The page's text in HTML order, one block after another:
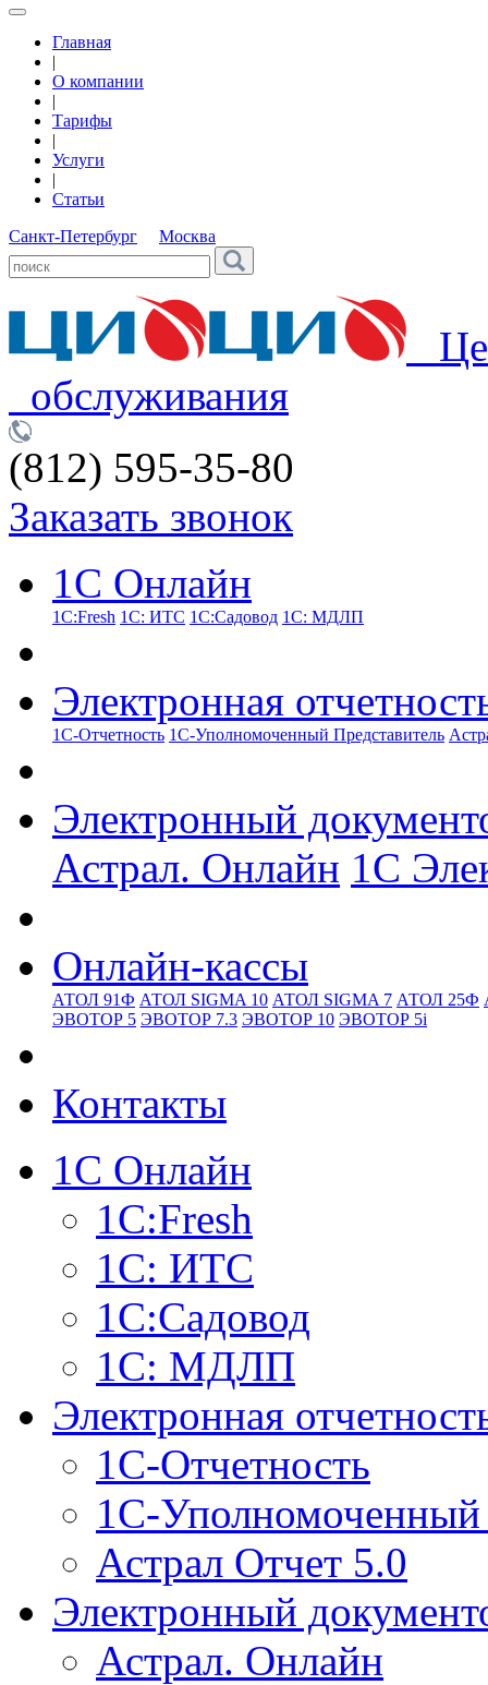
Главная
|
О компании
|
Тарифы
|
Услуги
|
Статьи
Санкт-Петербург
Москва
обслуживания
(812) 595-35-80
Заказать звонок
1С Онлайн
1С:Fresh 1С: ИТС 1С:Садовод 1С: МДЛП
Электронная
1С-Отчетность 1С-Уполномоченный Представитель
Электронный
Астрал. Онлайн 1С
Онлайн-кассы
АТОЛ 91Ф АТОЛ SIGMA 10 АТОЛ SIGMA 7 АТОЛ 25Ф
ЭВОТОР 5 ЭВОТОР 7.3 ЭВОТОР 10 ЭВОТОР 5i
Контакты
1С Онлайн
1С:Fresh
1С: ИТС
1С:Садовод
1С: МДЛП
Электронная
1С-Отчетность
1С-Уполномоченный
Астрал Отчет 5.0
Электронный
Астрал. Онлайн